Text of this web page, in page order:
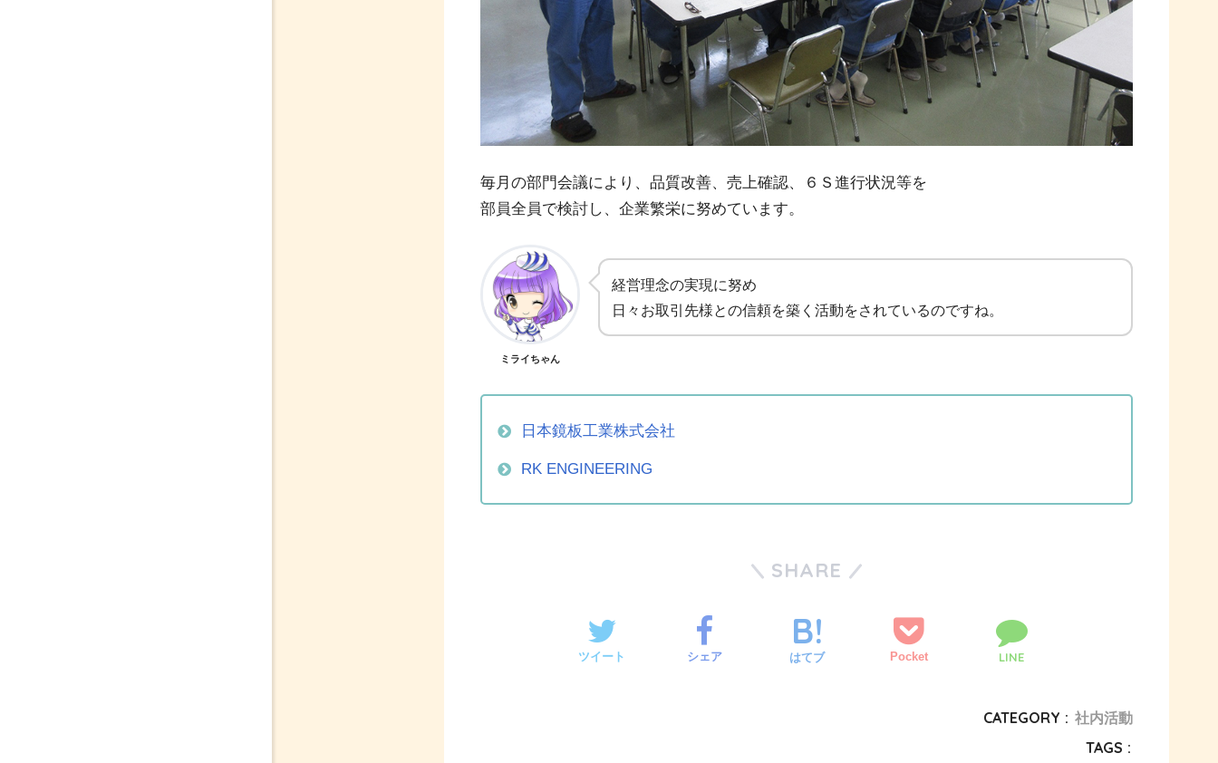
毎月の部門会議により、品質改善、売上確認、６Ｓ進行状況等を
部員全員で検討し、企業繁栄に努めています。
ミライちゃん
経営理念の実現に努め
日々お取引先様との信頼を築く活動をされているのですね。
日本鏡板工業株式会社
RK ENGINEERING
SHARE
ツイート シェア はてブ Pocket LINE
CATEGORY : 社内活動
TAGS :